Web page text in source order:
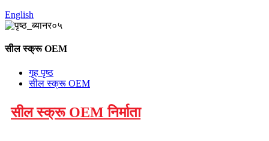
English
सील स्क्रू OEM
गृह पृष्ठ
सील स्क्रू OEM
सील स्क्रू OEM निर्माता